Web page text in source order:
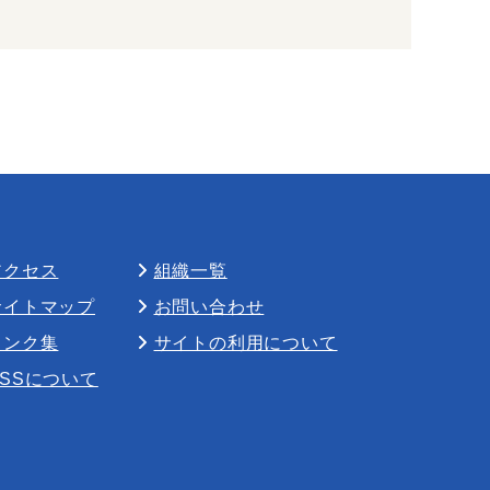
セス
組織一覧
イトマップ
お問い合わせ
ンク集
サイトの利用について
について